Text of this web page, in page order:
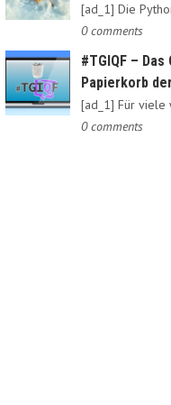
0 comments
#TGIQF –
Papierkorb
0 comments